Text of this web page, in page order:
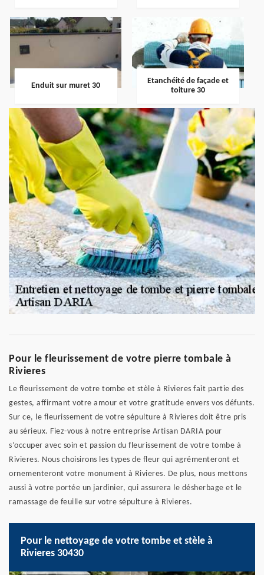
Enduit sur muret 30
Etanchéité de façade et
toiture 30
Pour le fleurissement de votre pierre tombale à
Rivieres
Le fleurissement de votre tombe et stèle à Rivieres fait partie des
gestes, affirmant votre amour et votre gratitude envers vos défunts.
Sur ce, le fleurissement de votre sépulture à Rivieres doit être pris
au sérieux. Fiez-vous à notre entreprise Artisan DARIA pour
s’occuper avec soin et passion du fleurissement de votre tombe à
Rivieres. Nous choisirons les types de fleur qui agrémenteront et
ornementeront votre monument à Rivieres. De plus, nous mettons
aussi à votre portée un jardinier, qui assurera le désherbage et le
ramassage de feuille sur votre sépulture à Rivieres.
Pour le nettoyage de votre tombe et stèle à
Rivieres 30430